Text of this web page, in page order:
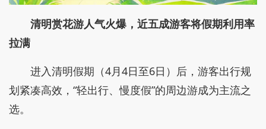
清明赏花游人气火爆，近五成游客将假期利用率
拉满
进入清明假期（4月4日至6日）后，游客出行规
划紧凑高效，“轻出行、慢度假”的周边游成为主流之
选。